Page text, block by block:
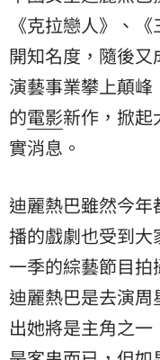
《克拉戀人》、
開知名度，隨後
演藝事業攀上顛
的電影新作，掀
實消息。
迪麗熱巴雖然今
播的戲劇也受到
一季的綜藝節目
迪麗熱巴是去演
出她將是主角之